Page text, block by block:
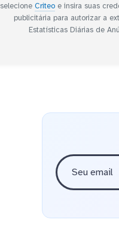
selecione Criteoe insira suas
publicitária para autorizar a
Estatísticas Diárias de